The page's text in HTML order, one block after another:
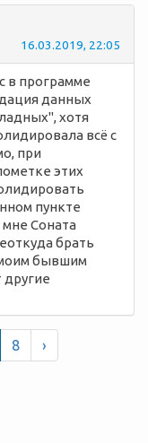
16.03.2019, 22:05
в программе
данных
хотя
всё с
при
этих
пункте
Соната
брать
бывшим
другие
8 ›